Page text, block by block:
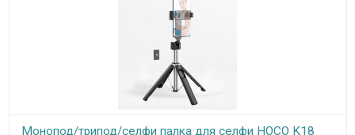
Монопод/трипод/селфи палка для селфи HOCO K18